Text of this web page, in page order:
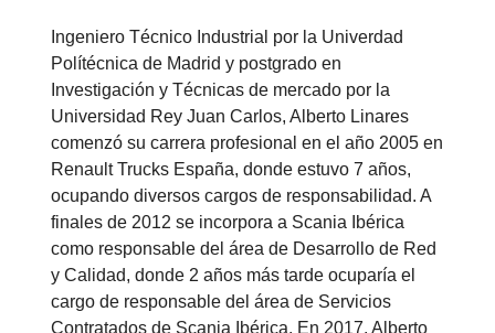
Ingeniero Técnico Industrial por la Univerdad
Polítécnica de Madrid y postgrado en
Investigación y Técnicas de mercado por la
Universidad Rey Juan Carlos, Alberto Linares
comenzó su carrera profesional en el año 2005 en
Renault Trucks España, donde estuvo 7 años,
ocupando diversos cargos de responsabilidad. A
finales de 2012 se incorpora a Scania Ibérica
como responsable del área de Desarrollo de Red
y Calidad, donde 2 años más tarde ocuparía el
cargo de responsable del área de Servicios
Contratados de Scania Ibérica. En 2017, Alberto